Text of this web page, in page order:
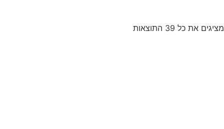
מציגים את כל ⁦39⁩ התוצאות